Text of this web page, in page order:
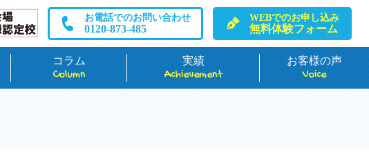
お電話でのお問い合わせ
0120-873-485
WEBでのお申し込み
無料体験フォーム
コラム
Column
実績
Achievement
お客様の声
Voice